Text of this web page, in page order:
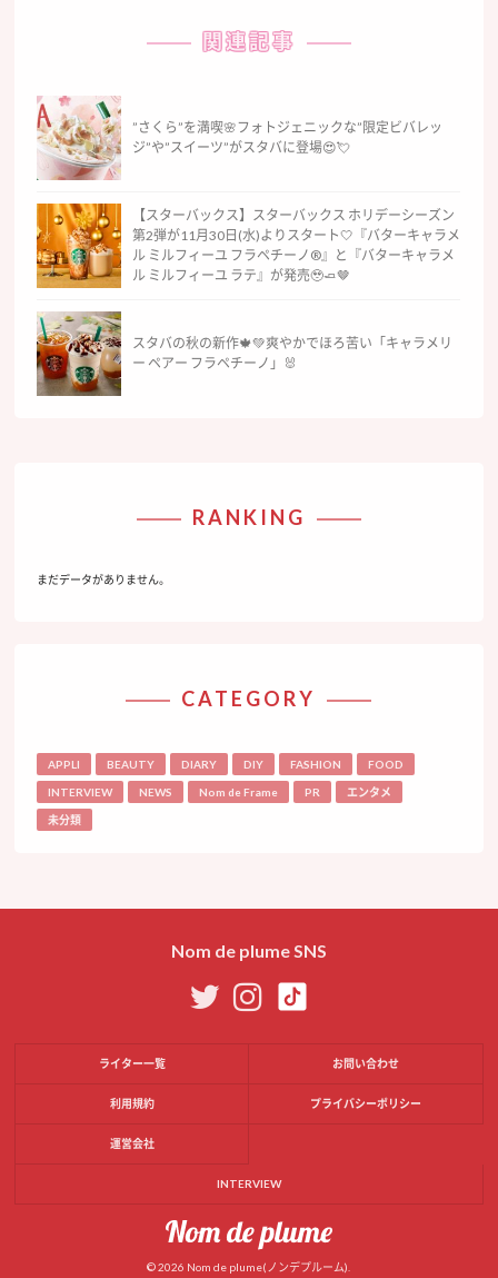
関連記事
”さくら”を満喫🌸フォトジェニックな”限定ビバレッ
ジ”や”スイーツ”がスタバに登場😍💘
【スターバックス】スターバックス ホリデーシーズン
第2弾が11月30日(水)よりスタート🤍『バターキャラメ
ル ミルフィーユ フラペチーノ®』と『バターキャラメ
ル ミルフィーユ ラテ』が発売🥹🧈🤎
スタバの秋の新作🍁💚爽やかでほろ苦い「キャラメリ
ー ペアー フラペチーノ」🐰
RANKING
まだデータがありません。
CATEGORY
APPLI BEAUTY DIARY DIY FASHION FOOD
INTERVIEW NEWS Nom de Frame PR エンタメ
未分類
Nom de plume SNS
ライター一覧 お問い合わせ
利用規約 プライバシーポリシー
運営会社
INTERVIEW
© 2026 Nom de plume(ノンデプルーム).